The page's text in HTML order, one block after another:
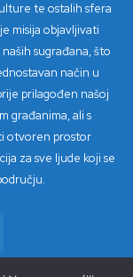
te ostalih sfera
misija objavljivati
sugrađana, što
način u
prilagođen našoj
građanima, ali s
otvoren prostor
za sve ljude koji se